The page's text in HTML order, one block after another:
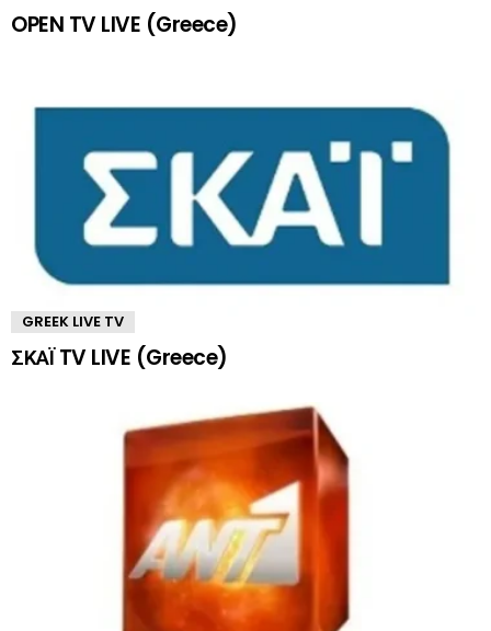
OPEN TV LIVE (Greece)
GREEK LIVE TV
ΣΚΑΪ TV LIVE (Greece)